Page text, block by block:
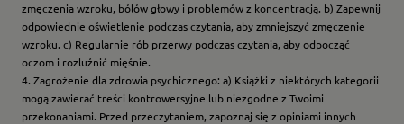
zmęczenia wzroku, bólów głowy i problemów z koncentracją. b) Zapewnij
odpowiednie oświetlenie podczas czytania, aby zmniejszyć zmęczenie
wzroku. c) Regularnie rób przerwy podczas czytania, aby odpocząć
oczom i rozluźnić mięśnie.
4. Zagrożenie dla zdrowia psychicznego: a) Książki z niektórych kategorii
mogą zawierać treści kontrowersyjne lub niezgodne z Twoimi
przekonaniami. Przed przeczytaniem, zapoznaj się z opiniami innych